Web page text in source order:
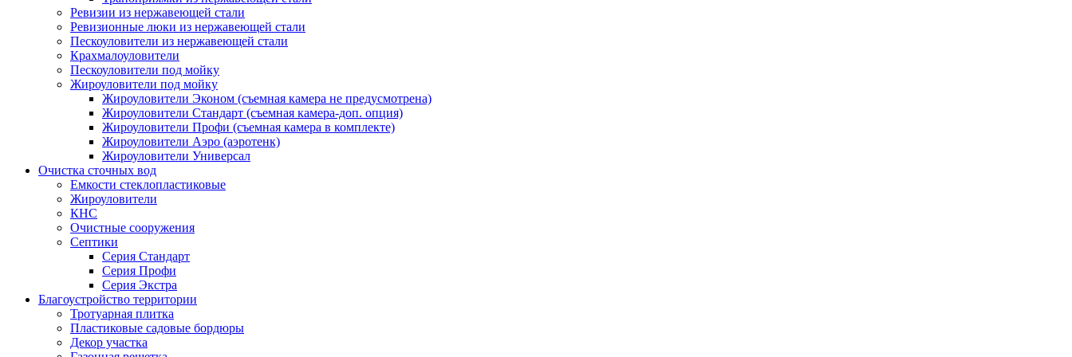
Ревизии из нержавеющей стали
Ревизионные люки из нержавеющей стали
Пескоуловители из нержавеющей стали
Крахмалоуловители
Пескоуловители под мойку
Жироуловители под мойку
Жироуловители Эконом (съемная камера не предусмотрена)
Жироуловители Стандарт (съемная камера-доп. опция)
Жироуловители Профи (съемная камера в комплекте)
Жироуловители Аэро (аэротенк)
Жироуловители Универсал
Очистка сточных вод
Емкости стеклопластиковые
Жироуловители
КНС
Очистные сооружения
Септики
Серия Стандарт
Серия Профи
Серия Экстра
Благоустройство территории
Тротуарная плитка
Пластиковые садовые бордюры
Декор участка